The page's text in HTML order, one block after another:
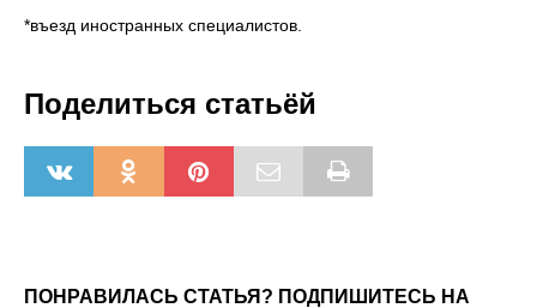
*въезд иностранных специалистов.
Поделиться статьёй
ПОНРАВИЛАСЬ СТАТЬЯ? ПОДПИШИТЕСЬ НА